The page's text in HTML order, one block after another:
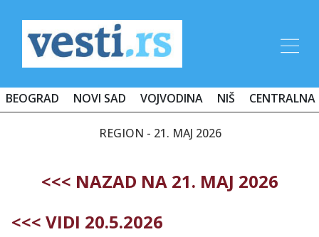
BEOGRAD NOVI SAD VOJVODINA NIŠ CENTRALNA
REGION - 21. MAJ 2026
<<< NAZAD NA 21. MAJ 2026
<<< VIDI 20.5.2026